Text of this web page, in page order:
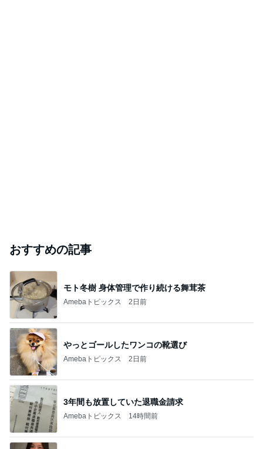
おすすめの記事
モト冬樹 身体管理で作り続ける舞茸茶
Amebaトピックス 2日前
やっとゴールしたワンコの靴選び
Amebaトピックス 2日前
3年間も放置していた退職金請求
Amebaトピックス 14時間前